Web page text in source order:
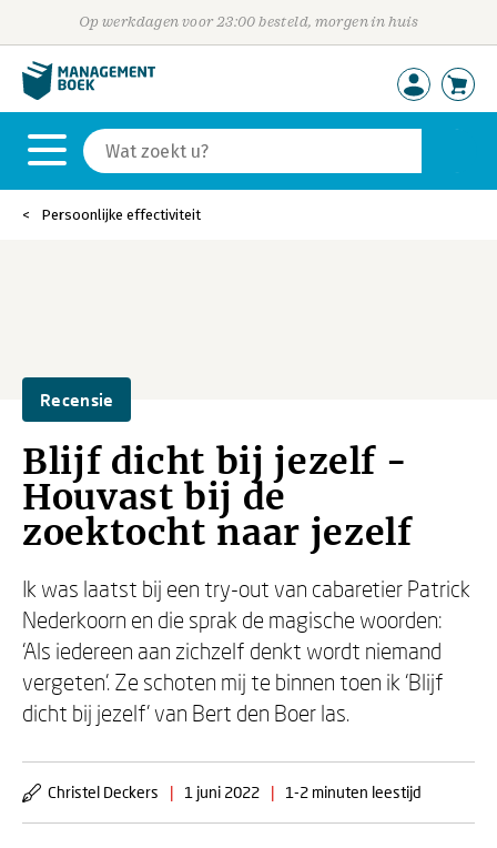
Op werkdagen voor 23:00 besteld, morgen in huis
Persoonlijke effectiviteit
Recensie
Blijf dicht bij jezelf -
Houvast bij de
zoektocht naar jezelf
Ik was laatst bij een try-out van cabaretier Patrick
Nederkoorn en die sprak de magische woorden:
‘Als iedereen aan zichzelf denkt wordt niemand
vergeten’. Ze schoten mij te binnen toen ik ‘Blijf
dicht bij jezelf’ van Bert den Boer las.
Christel Deckers | 1 juni 2022 | 1-2 minuten leestijd